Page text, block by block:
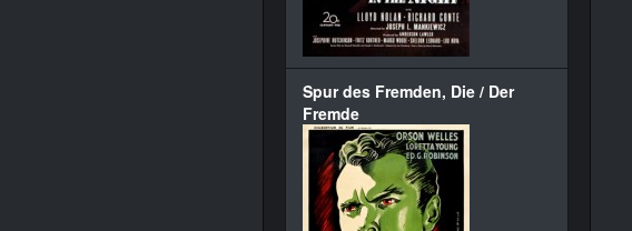
Spur des Fremden, Die / Der
Fremde